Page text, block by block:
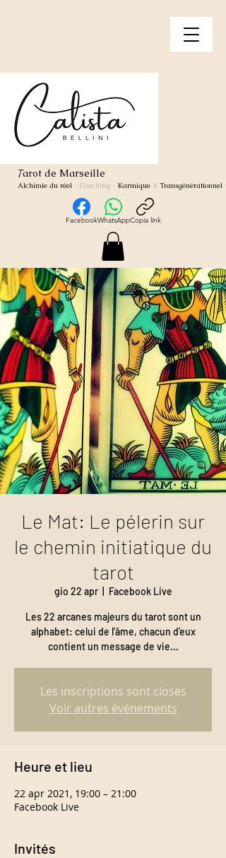
Tarot de Marseille
Alchimie du réel - Coaching - Karmique & Transgénérationnel
FacebookWhatsAppCopia link
Le Mat: Le pélerin sur
le chemin initiatique du
tarot
gio 22 apr
  |
Facebook Live
Les 22 arcanes majeurs du tarot sont un
alphabet: celui de l’âme, chacun d’eux
contient un message de vie...
Les inscriptions sont closes
Voir autres événements
Heure et lieu
22 apr 2021, 19:00 – 21:00
Facebook Live
Invités